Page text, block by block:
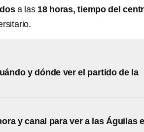
a las 18 horas, tiempo del
y dónde ver el partido de la
y canal para ver a las Águilas